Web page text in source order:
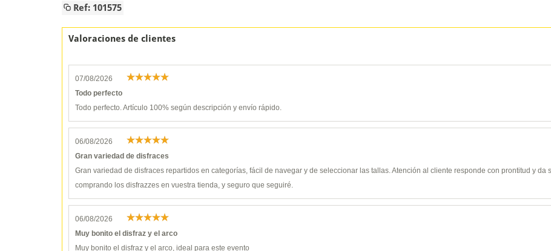
Ref: 101575
Valoraciones de clientes
07/08/2026
Todo perfecto
Todo perfecto. Artículo 100% según descripción y envío rápido.
06/08/2026
Gran variedad de disfraces
Gran variedad de disfraces repartidos en categorías, fácil de navegar y de seleccionar las tallas. Atención al cliente responde con prontitud y
comprando los disfrazzes en vuestra tienda, y seguro que seguiré.
06/08/2026
Muy bonito el disfraz y el arco
Muy bonito el disfraz y el arco, ideal para este evento